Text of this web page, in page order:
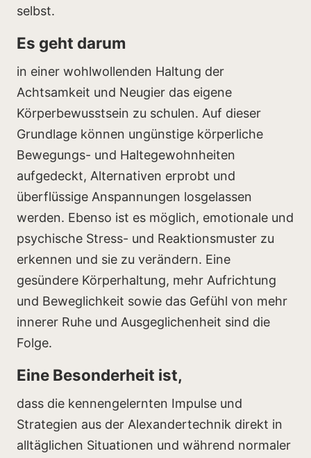
selbst.
Es geht darum
in einer wohlwollenden Haltung der
Achtsamkeit und Neugier das eigene
Körperbewusstsein zu schulen. Auf dieser
Grundlage können ungünstige körperliche
Bewegungs- und Haltegewohnheiten
aufgedeckt, Alternativen erprobt und
überflüssige Anspannungen losgelassen
werden. Ebenso ist es möglich, emotionale und
psychische Stress- und Reaktionsmuster zu
erkennen und sie zu verändern. Eine
gesündere Körperhaltung, mehr Aufrichtung
und Beweglichkeit sowie das Gefühl von mehr
innerer Ruhe und Ausgeglichenheit sind die
Folge.
Eine Besonderheit ist,
dass die kennengelernten Impulse und
Strategien aus der Alexandertechnik direkt in
alltäglichen Situationen und während normaler